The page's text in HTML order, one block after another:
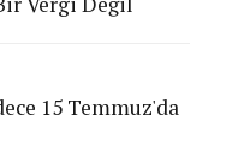
15 Temmuz'da